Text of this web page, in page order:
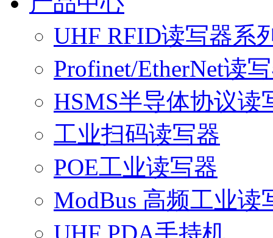
UHF RFID读写器系
Profinet/EtherNet读
HSMS半导体协议读
工业扫码读写器
POE工业读写器
ModBus 高频工业读